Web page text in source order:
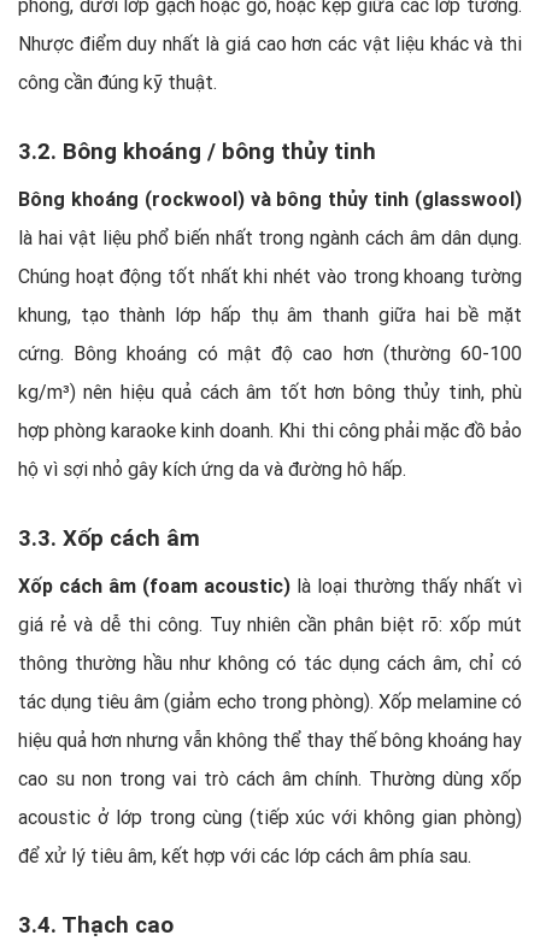
phòng, dưới lớp gạch hoặc gỗ, hoặc kẹp giữa các lớp tường.
Nhược điểm duy nhất là giá cao hơn các vật liệu khác và thi
công cần đúng kỹ thuật.
3.2. Bông khoáng / bông thủy tinh
Bông khoáng (rockwool) và bông thủy tinh (glasswool)
là hai vật liệu phổ biến nhất trong ngành cách âm dân dụng.
Chúng hoạt động tốt nhất khi nhét vào trong khoang tường
khung, tạo thành lớp hấp thụ âm thanh giữa hai bề mặt
cứng. Bông khoáng có mật độ cao hơn (thường 60-100
kg/m³) nên hiệu quả cách âm tốt hơn bông thủy tinh, phù
hợp phòng karaoke kinh doanh. Khi thi công phải mặc đồ bảo
hộ vì sợi nhỏ gây kích ứng da và đường hô hấp.
3.3. Xốp cách âm
Xốp cách âm (foam acoustic) là loại thường thấy nhất vì
giá rẻ và dễ thi công. Tuy nhiên cần phân biệt rõ: xốp mút
thông thường hầu như không có tác dụng cách âm, chỉ có
tác dụng tiêu âm (giảm echo trong phòng). Xốp melamine có
hiệu quả hơn nhưng vẫn không thể thay thế bông khoáng hay
cao su non trong vai trò cách âm chính. Thường dùng xốp
acoustic ở lớp trong cùng (tiếp xúc với không gian phòng)
để xử lý tiêu âm, kết hợp với các lớp cách âm phía sau.
3.4. Thạch cao